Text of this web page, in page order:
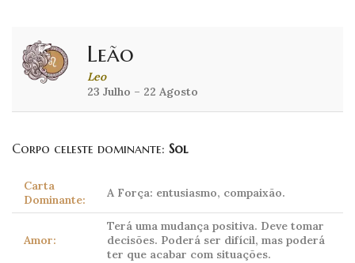
Leão
Leo
23 Julho – 22 Agosto
Corpo celeste dominante: Sol
Carta
Dominante:
A Força: entusiasmo, compaixão.
Amor:
Terá uma mudança positiva. Deve tomar
decisões. Poderá ser difícil, mas poderá
ter que acabar com situações.